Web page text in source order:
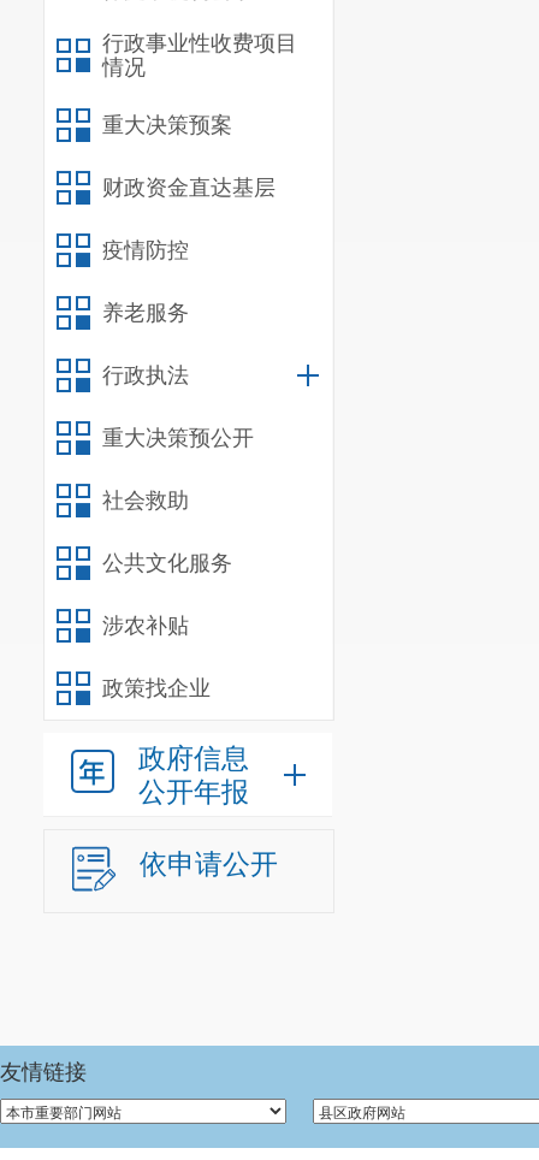
行政事业性收费项目
情况
重大决策预案
财政资金直达基层
疫情防控
养老服务
行政执法
重大决策预公开
社会救助
公共文化服务
涉农补贴
政策找企业
政府信息
公开年报
依申请公开
友情链接